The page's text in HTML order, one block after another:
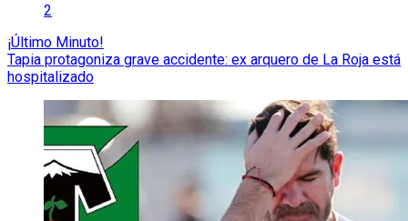
2
¡Último Minuto!
Tapia protagoniza grave accidente: ex arquero de La Roja está
hospitalizado